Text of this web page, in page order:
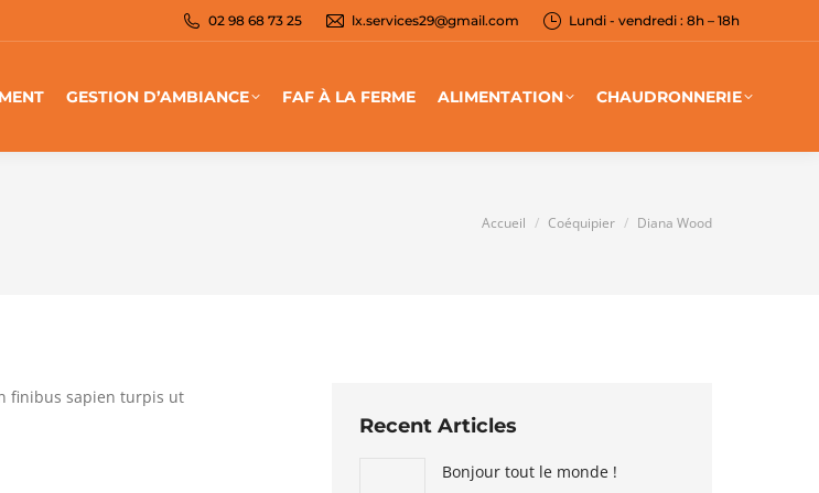
02 98 68 73 25 lx.services29@gmail.com Lundi - vendredi : 8h – 18h
GESTION D’AMBIANCE FAF À LA FERME ALIMENTATION CHAUDRONNERIE
Vous êtes ici :
Accueil Coéquipier Diana Wood
finibus sapien turpis ut
Recent Articles
Bonjour tout le monde !